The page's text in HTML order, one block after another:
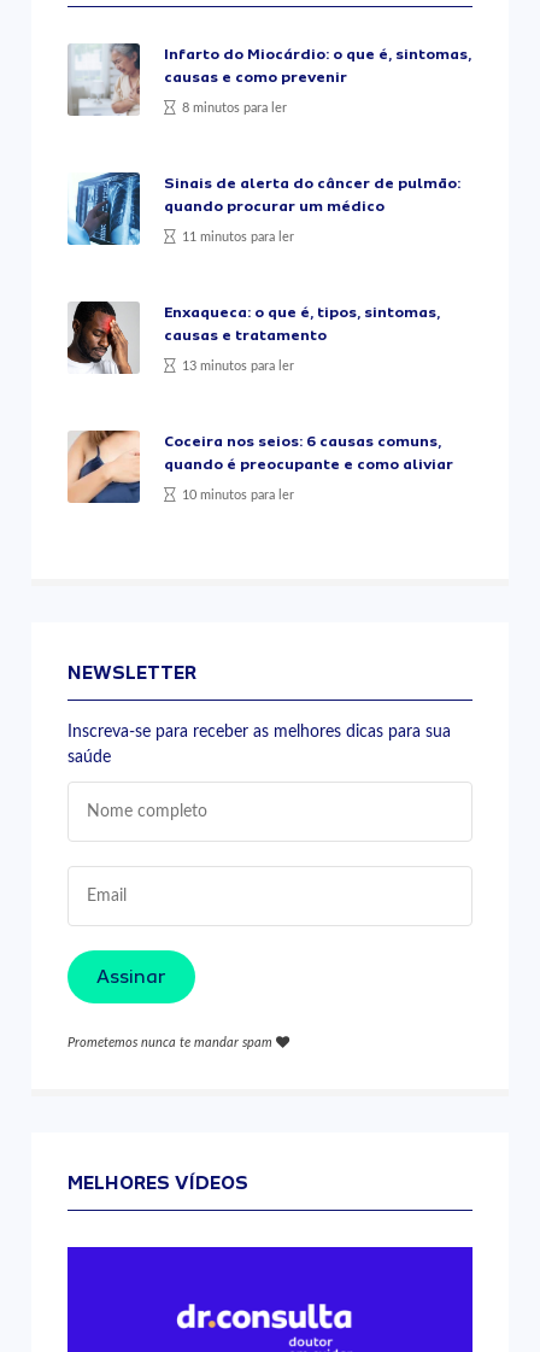
Infarto do Miocárdio: o que é, sintomas,
causas e como prevenir
8 minutos para ler
Sinais de alerta do câncer de pulmão:
quando procurar um médico
11 minutos para ler
Enxaqueca: o que é, tipos, sintomas,
causas e tratamento
13 minutos para ler
Coceira nos seios: 6 causas comuns,
quando é preocupante e como aliviar
10 minutos para ler
NEWSLETTER
Inscreva-se para receber as melhores dicas para sua
saúde
Assinar
Prometemos nunca te mandar spam
MELHORES VÍDEOS